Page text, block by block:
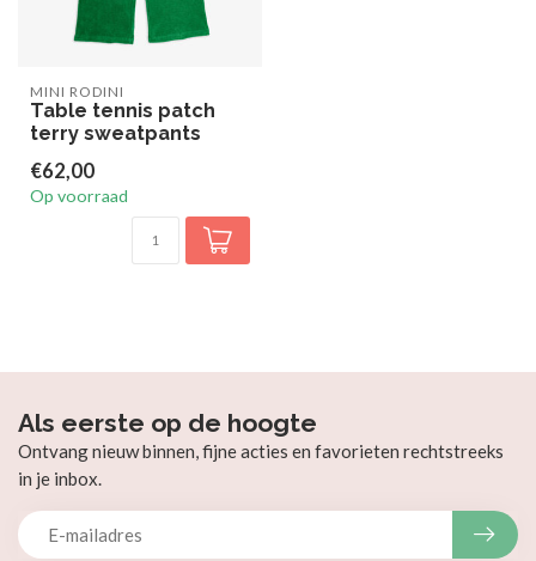
MINI RODINI
Table tennis patch
terry sweatpants
€62,00
Op voorraad
Als eerste op de hoogte
Ontvang nieuw binnen, fijne acties en favorieten rechtstreeks
in je inbox.